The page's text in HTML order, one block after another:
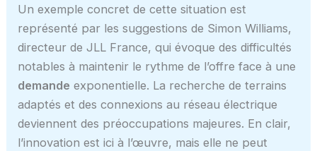
Un exemple concret de cette situation est
représenté par les suggestions de Simon Williams,
directeur de JLL France, qui évoque des difficultés
notables à maintenir le rythme de l’offre face à une
demande exponentielle. La recherche de terrains
adaptés et des connexions au réseau électrique
deviennent des préoccupations majeures. En clair,
l’innovation est ici à l’œuvre, mais elle ne peut